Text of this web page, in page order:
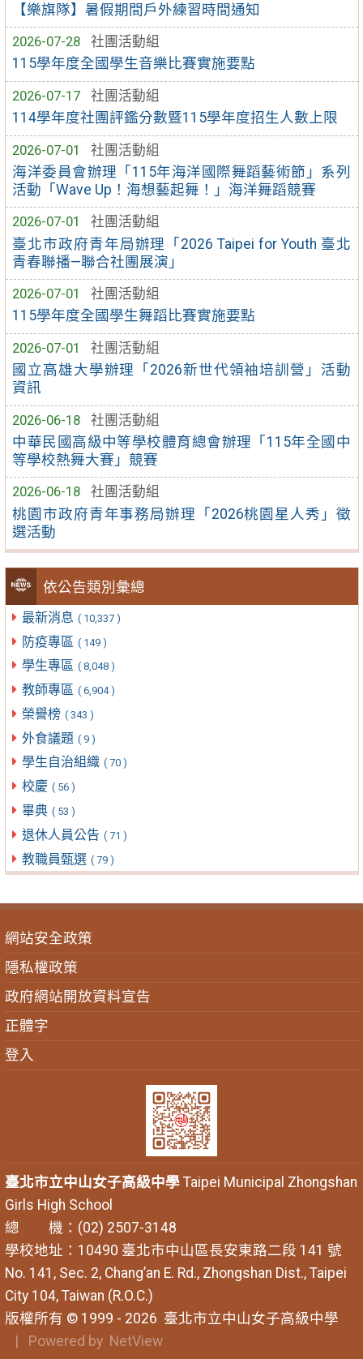
【樂旗隊】暑假期間戶外練習時間通知
2026-07-28
社團活動組
115學年度全國學生音樂比賽實施要點
2026-07-17
社團活動組
114學年度社團評鑑分數暨115學年度招生人數上限
2026-07-01
社團活動組
海洋委員會辦理「115年海洋國際舞蹈藝術節」系列
活動「Wave Up！海想藝起舞！」海洋舞蹈競賽
2026-07-01
社團活動組
臺北市政府青年局辦理「2026 Taipei for Youth 臺北
青春聯播—聯合社團展演」
2026-07-01
社團活動組
115學年度全國學生舞蹈比賽實施要點
2026-07-01
社團活動組
國立高雄大學辦理「2026新世代領袖培訓營」活動
資訊
2026-06-18
社團活動組
中華民國高級中等學校體育總會辦理「115年全國中
等學校熱舞大賽」競賽
2026-06-18
社團活動組
桃園市政府青年事務局辦理「2026桃園星人秀」徵
選活動
依公告類別彙總
最新消息 ( 10,337 )
防疫專區 ( 149 )
學生專區 ( 8,048 )
教師專區 ( 6,904 )
榮譽榜 ( 343 )
外食議題 ( 9 )
學生自治組織 ( 70 )
校慶 ( 56 )
畢典 ( 53 )
退休人員公告 ( 71 )
教職員甄選 ( 79 )
網站安全政策
隱私權政策
政府網站開放資料宣告
正體字
登入
臺北市立中山女子高級中學Taipei Municipal Zhongshan
Girls High School
總 機：(02) 2507-3148
學校地址：10490 臺北市中山區長安東路二段 141 號
No. 141, Sec. 2, Chang’an E. Rd., Zhongshan Dist., Taipei
City 104, Taiwan (R.O.C.)
版權所有 © 1999 - 2026 臺北市立中山女子高級中學
| Powered by NetView